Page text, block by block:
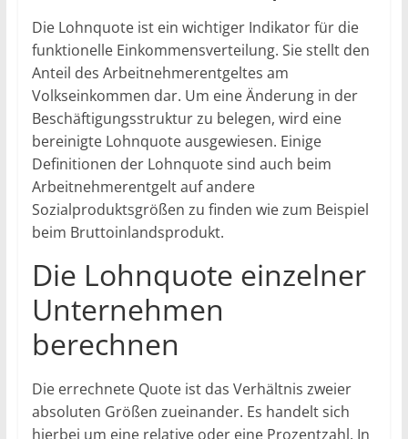
Die Lohnquote ist ein wichtiger Indikator für die
funktionelle Einkommensverteilung. Sie stellt den
Anteil des Arbeitnehmerentgeltes am
Volkseinkommen dar. Um eine Änderung in der
Beschäftigungsstruktur zu belegen, wird eine
bereinigte Lohnquote ausgewiesen. Einige
Definitionen der Lohnquote sind auch beim
Arbeitnehmerentgelt auf andere
Sozialproduktsgrößen zu finden wie zum Beispiel
beim Bruttoinlandsprodukt.
Die Lohnquote einzelner
Unternehmen
berechnen
Die errechnete Quote ist das Verhältnis zweier
absoluten Größen zueinander. Es handelt sich
hierbei um eine relative oder eine Prozentzahl. In